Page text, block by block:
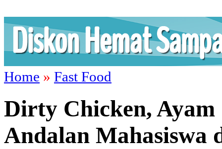
Home » Fast Food
Dirty Chicken,
Andalan Mahasiswa